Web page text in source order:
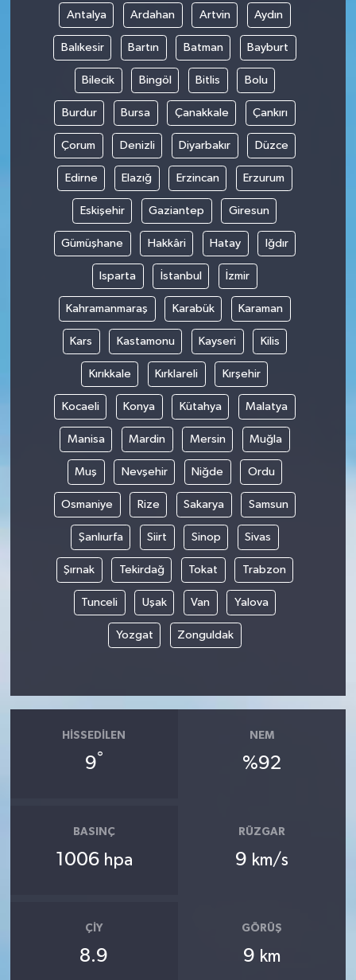
Antalya Ardahan Artvin Aydın
Balıkesir Bartın Batman Bayburt
Bilecik Bingöl Bitlis Bolu
Burdur Bursa Çanakkale Çankırı
Çorum Denizli Diyarbakır Düzce
Edirne Elazığ Erzincan Erzurum
Eskişehir Gaziantep Giresun
Gümüşhane Hakkâri Hatay Iğdır
Isparta İstanbul İzmir
Kahramanmaraş Karabük Karaman
Kars Kastamonu Kayseri Kilis
Kırıkkale Kırklareli Kırşehir
Kocaeli Konya Kütahya Malatya
Manisa Mardin Mersin Muğla
Muş Nevşehir Niğde Ordu
Osmaniye Rize Sakarya Samsun
Şanlıurfa Siirt Sinop Sivas
Şırnak Tekirdağ Tokat Trabzon
Tunceli Uşak Van Yalova
Yozgat Zonguldak
HISSEDILEN
9°
NEM
%92
BASINÇ
1006 hpa
RÜZGAR
9 km/s
ÇIY
8.9
GÖRÜŞ
9 km